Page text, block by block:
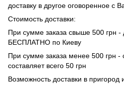
доставку в другое оговоренное с
Стоимость доставки:
При сумме заказа свыше 500 грн -
БЕСПЛАТНО по Киеву
При сумме заказа менее 500 грн -
составляет всего 50 грн
Возможность доставки в пригород